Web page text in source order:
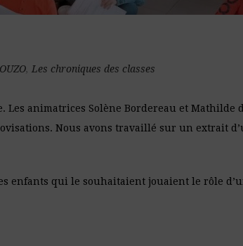
, Les chroniques des classes
Les animatrices Solène Bordereau et Mathilde
Nous avons travaillé sur un extrait
enfants qui le souhaitaient jouaient le rôle